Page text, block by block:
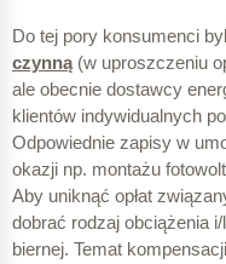
Do tej pory konsumenci
czynną(w uproszczeniu
ale obecnie dostawcy
klientów indywidualnych
Odpowiednie zapisy w
okazji np. montażu
Aby uniknąć opłat
dobrać rodzaj obciążenia
biernej. Temat